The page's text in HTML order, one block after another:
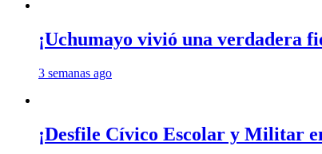
¡Uchumayo vivió una verdadera
3 semanas ago
¡Desfile Cívico Escolar y Militar